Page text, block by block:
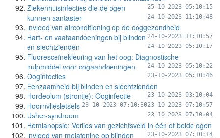
25-10-2023 05:10:15
Ziekenhuisinfecties die de ogen
kunnen aantasten
24-10-2023 11:10:48
Invloed van airconditioning op de ooggezondheid
24-10-2023 11:10:57
Hart- en vaataandoeningen bij blinden
en slechtzienden
24-10-2023 05:10:17
Fluoresceïnekleuring van het oog: Diagnostische
hulpmiddel voor oogaandoeningen
24-10-2023 05:10:22
Ooginfecties 23-10-2023 05:10:46
Eenzaamheid bij blinden en slechtzienden
23-10-2023 03:10:04
Hordeolum (strontje): Ooginfectie
23-10-2023 07:10:57
Hoornvliesletsels 23-10-2023 07:10:30
Usher-syndroom 23-10-2023 07:10:04
Hemianopsie: Verlies van gezichtsveld in één of beide ogen
23-10-2023 07:10:14
Invloed van melatonine op blinden